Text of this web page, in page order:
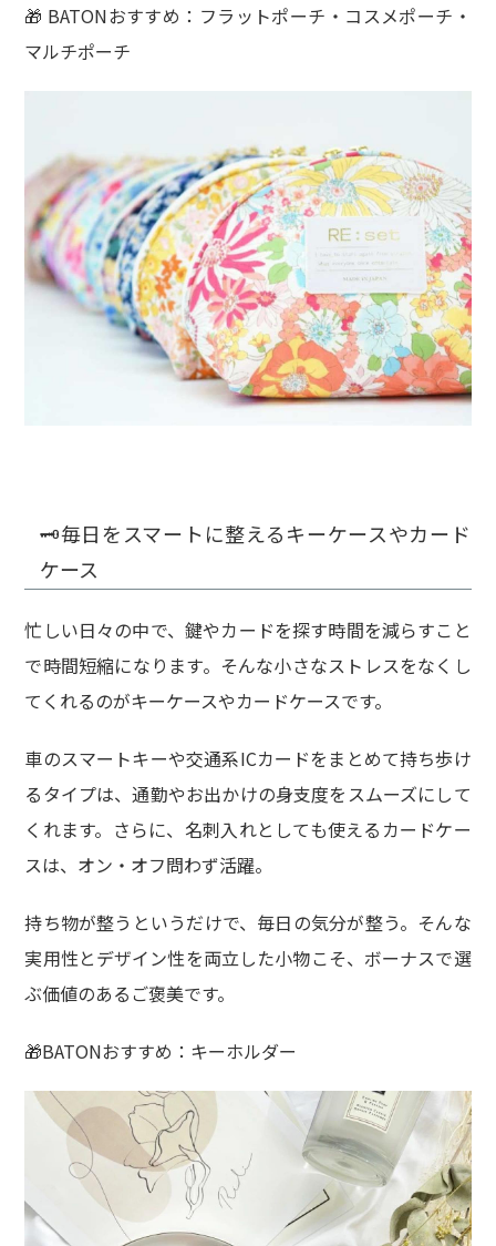
🎁 BATONおすすめ：フラットポーチ・コスメポーチ・
マルチポーチ
🗝️毎日をスマートに整えるキーケースやカード
ケース
忙しい日々の中で、鍵やカードを探す時間を減らすこと
で時間短縮になります。そんな小さなストレスをなくし
てくれるのがキーケースやカードケースです。
車のスマートキーや交通系ICカードをまとめて持ち歩け
るタイプは、通勤やお出かけの身支度をスムーズにして
くれます。さらに、名刺入れとしても使えるカードケー
スは、オン・オフ問わず活躍。
持ち物が整うというだけで、毎日の気分が整う。そんな
実用性とデザイン性を両立した小物こそ、ボーナスで選
ぶ価値のあるご褒美です。
🎁BATONおすすめ：キーホルダー